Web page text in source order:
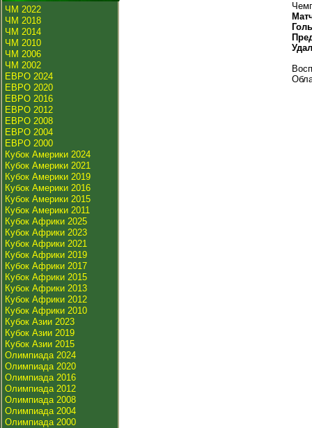
ЧМ 2022
ЧМ 2018
ЧМ 2014
ЧМ 2010
ЧМ 2006
ЧМ 2002
ЕВРО 2024
ЕВРО 2020
ЕВРО 2016
ЕВРО 2012
ЕВРО 2008
ЕВРО 2004
ЕВРО 2000
Кубок Америки 2024
Кубок Америки 2021
Кубок Америки 2019
Кубок Америки 2016
Кубок Америки 2015
Кубок Америки 2011
Кубок Африки 2025
Кубок Африки 2023
Кубок Африки 2021
Кубок Африки 2019
Кубок Африки 2017
Кубок Африки 2015
Кубок Африки 2013
Кубок Африки 2012
Кубок Африки 2010
Кубок Азии 2023
Кубок Азии 2019
Кубок Азии 2015
Олимпиада 2024
Олимпиада 2020
Олимпиада 2016
Олимпиада 2012
Олимпиада 2008
Олимпиада 2004
Олимпиада 2000